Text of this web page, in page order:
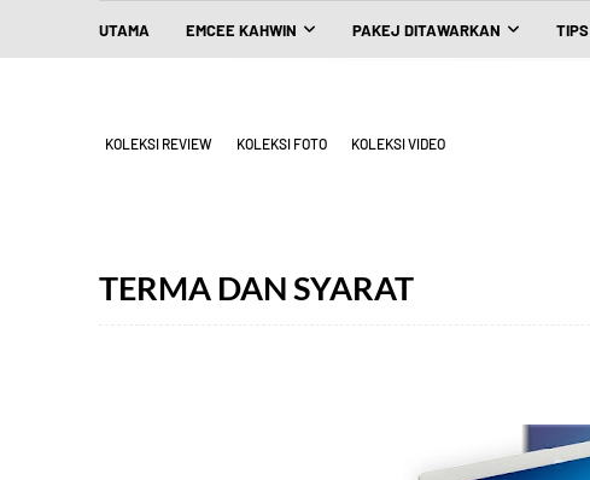
UTAMA EMCEE KAHWIN PAKEJ DITAWARKAN
KOLEKSI REVIEW KOLEKSI FOTO KOLEKSI VIDEO
TERMA DAN SYARAT